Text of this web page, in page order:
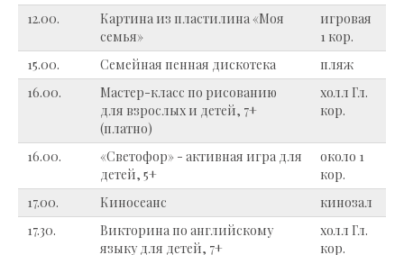
12.00.
Картина из пластилина «Моя
семья»
игровая
1 кор.
15.00.
Семейная пенная дискотека
пляж
16.00.
Мастер-класс по рисованию
для взрослых и детей, 7+
(платно)
холл Гл.
кор.
16.00.
«Светофор» - активная игра для
детей, 5+
около 1
кор.
17.00.
Киносеанс
кинозал
17.30.
Викторина по английскому
языку для детей, 7+
холл Гл.
кор.